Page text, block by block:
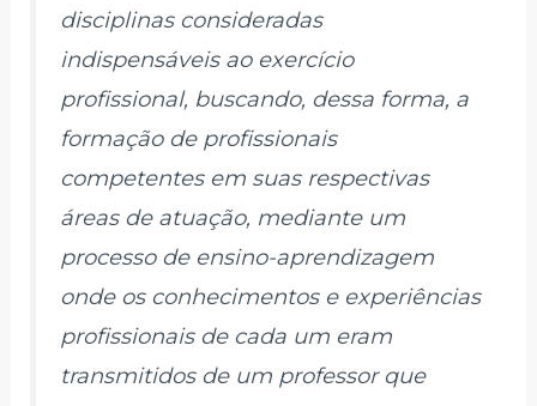
disciplinas consideradas
indispensáveis ao exercício
profissional, buscando, dessa forma, a
formação de profissionais
competentes em suas respectivas
áreas de atuação, mediante um
processo de ensino-aprendizagem
onde os conhecimentos e experiências
profissionais de cada um eram
transmitidos de um professor que